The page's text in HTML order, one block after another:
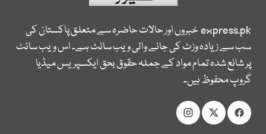
express.pkخبروں اور حالات حاضرہ سے متعلق پاکستان کی
سب سے زیادہ وزٹ کی جانے والی ویب سائٹ ہے۔ اس ویب سائٹ
پر شائع شدہ تمام مواد کے جملہ حقوق بحق ایکسپریس میڈیا
گروپ محفوظ ہیں۔